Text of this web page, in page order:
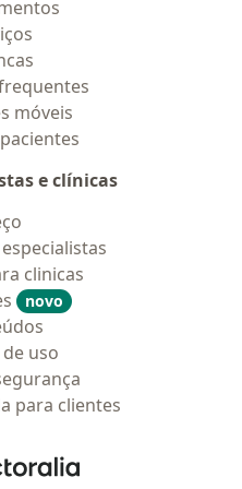
móveis
e clínicas
clinicas
novo
uso
para clientes
- Homepage